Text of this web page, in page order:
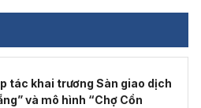
tác khai trương Sàn giao dịch
và mô hình “Chợ Cồn